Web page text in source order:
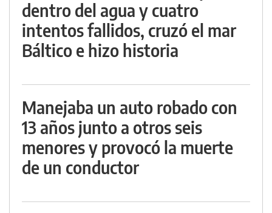
dentro del agua y cuatro
intentos fallidos, cruzó el mar
Báltico e hizo historia
Manejaba un auto robado con
13 años junto a otros seis
menores y provocó la muerte
de un conductor